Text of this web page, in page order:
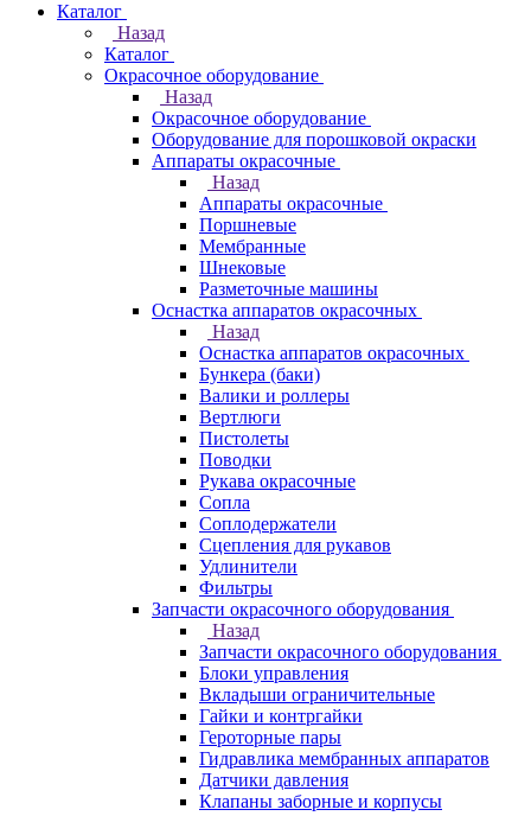
Каталог
Назад
Каталог
Окрасочное оборудование
Назад
Окрасочное оборудование
Оборудование для порошковой окраски
Аппараты окрасочные
Назад
Аппараты окрасочные
Поршневые
Мембранные
Шнековые
Разметочные машины
Оснастка аппаратов окрасочных
Назад
Оснастка аппаратов окрасочных
Бункера (баки)
Валики и роллеры
Вертлюги
Пистолеты
Поводки
Рукава окрасочные
Сопла
Соплодержатели
Сцепления для рукавов
Удлинители
Фильтры
Запчасти окрасочного оборудования
Назад
Запчасти окрасочного оборудования
Блоки управления
Вкладыши ограничительные
Гайки и контргайки
Героторные пары
Гидравлика мембранных аппаратов
Датчики давления
Клапаны заборные и корпусы